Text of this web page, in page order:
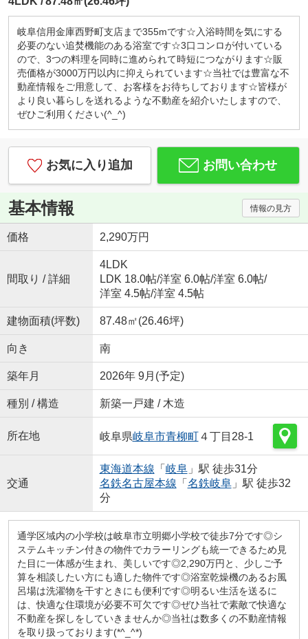
□ご来店いただいた際には
カフェ感覚で、お気軽にお越しくださいませ！
キッズコーナー・お菓子サービス！
小さなお子様連れでもご安心してお越しください。
ブロックや積木、おままごとセットなど沢山のおも
ちゃ取り揃えております。お子様用ドリンク、子供
が大好きな駄菓子もご用意しております。
◇はじめての住宅購入、まずはご相談からいかがで
すか？◇
初めてなので「分からないことが分からない」と思
います。
例えば、物件価格の他にかかる費用っていくら？な
どすぐにご説明いたします。
勉強しながら、納得して後悔しない！賢い家探し。
一組のお客様にじっくり向き合っています。
『入りやすくて、相談しやすい』そんなお店作りを
心がけております♪
岐阜信用金庫西野町支店まで355mです☆入浴時間を気にする
必要のない追焚機能のある浴室です☆3口コンロが付いている
ので、3つの料理を同時に進められて時短につながります☆販
売価格が3000万円以内に抑えられています☆当社では豊富な不
動産情報をご用意して、お客様をお待ちしております☆皆様が
より良い暮らしを送れるような不動産を紹介いたしますので、
ぜひご利用ください(^_^)
お気に入り追加 お問い合わせ
基本情報 情報の見方
価格 2,290万円
間取り / 詳細
4LDK
LDK 18.0帖/洋室 6.0帖/洋室 6.0帖/
洋室 4.5帖/洋室 4.5帖
建物面積(坪数) 87.48㎡(26.46坪)
向き 南
築年月 2026年 9月(予定)
種別 / 構造 新築一戸建 / 木造
所在地 岐阜県岐阜市青柳町４丁目28-1
交通
東海道本線 「 岐阜」駅 徒歩31分
名鉄名古屋本線 「 名鉄岐阜」駅 徒歩32
分
通学区域内の小学校は岐阜市立明郷小学校で徒歩7分です◎シ
ステムキッチン付きの物件でカラーリングも統一できるため見
た目に一体感が生まれ、美しいです◎2,290万円と、少しご予
算を相談したい方にも適した物件です◎浴室乾燥機のあるお風
呂場は洗濯物を干すときにも便利です◎明るい生活を送るに
は、快適な住環境が必要不可欠です◎ぜひ当社で素敵で快適な
不動産を探しをしていきませんか◎当社は数多くの不動産情報
を取り扱っております(*^_^*)